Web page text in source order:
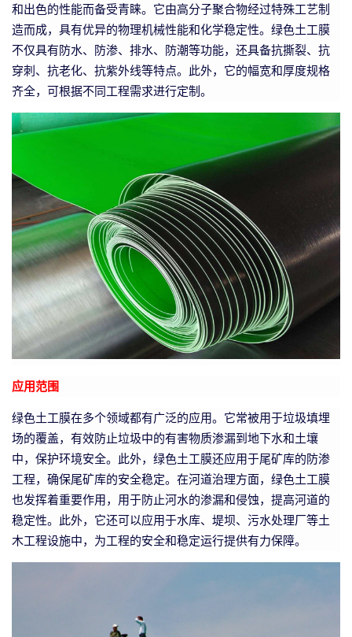
和出色的性能而备受青睐。它由高分子聚合物经过特殊工艺制
造而成，具有优异的物理机械性能和化学稳定性。绿色土工膜
不仅具有防水、防渗、排水、防潮等功能，还具备抗撕裂、抗
穿刺、抗老化、抗紫外线等特点。此外，它的幅宽和厚度规格
齐全，可根据不同工程需求进行定制。
应用范围
绿色土工膜在多个领域都有广泛的应用。它常被用于垃圾填埋
场的覆盖，有效防止垃圾中的有害物质渗漏到地下水和土壤
中，保护环境安全。此外，绿色土工膜还应用于尾矿库的防渗
工程，确保尾矿库的安全稳定。在河道治理方面，绿色土工膜
也发挥着重要作用，用于防止河水的渗漏和侵蚀，提高河道的
稳定性。此外，它还可以应用于水库、堤坝、污水处理厂等土
木工程设施中，为工程的安全和稳定运行提供有力保障。